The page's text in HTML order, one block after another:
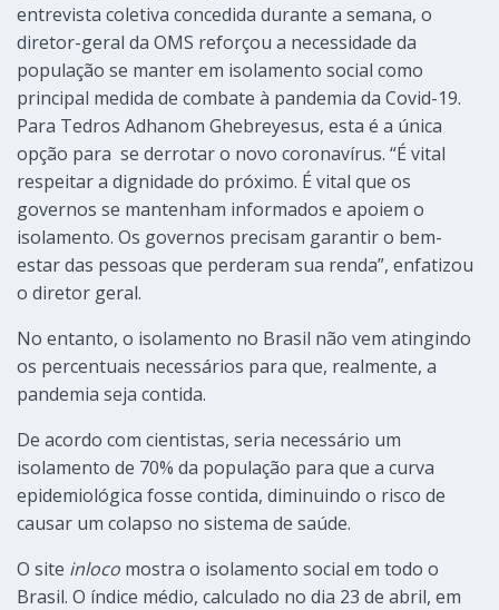
entrevista coletiva concedida durante a semana, o
diretor-geral da OMS reforçou a necessidade da
população se manter em isolamento social como
principal medida de combate à pandemia da Covid-19.
Para Tedros Adhanom Ghebreyesus, esta é a única
opção para se derrotar o novo coronavírus. “É vital
respeitar a dignidade do próximo. É vital que os
governos se mantenham informados e apoiem o
isolamento. Os governos precisam garantir o bem-
estar das pessoas que perderam sua renda”, enfatizou
o diretor geral.
No entanto, o isolamento no Brasil não vem atingindo
os percentuais necessários para que, realmente, a
pandemia seja contida.
De acordo com cientistas, seria necessário um
isolamento de 70% da população para que a curva
epidemiológica fosse contida, diminuindo o risco de
causar um colapso no sistema de saúde.
O site inloco mostra o isolamento social em todo o
Brasil. O índice médio, calculado no dia 23 de abril, em